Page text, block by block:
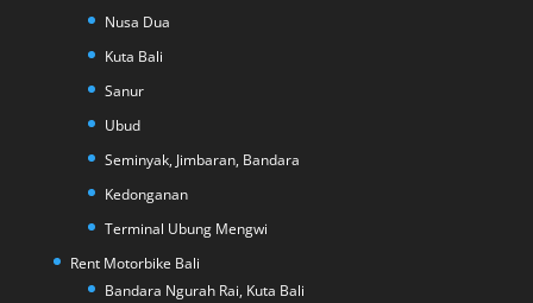
Nusa Dua
Kuta Bali
Sanur
Ubud
Seminyak, Jimbaran, Bandara
Kedonganan
Terminal Ubung Mengwi
Rent Motorbike Bali
Bandara Ngurah Rai, Kuta Bali